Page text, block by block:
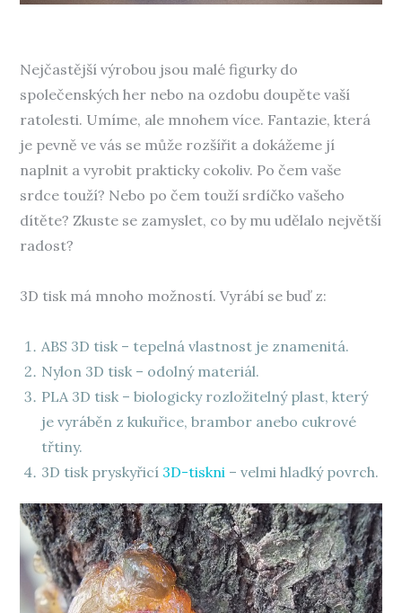
Nejčastější výrobou jsou malé figurky do
společenských her nebo na ozdobu doupěte vaší
ratolesti. Umíme, ale mnohem více. Fantazie, která
je pevně ve vás se může rozšířit a dokážeme jí
naplnit a vyrobit prakticky cokoliv. Po čem vaše
srdce touží? Nebo po čem touží srdíčko vašeho
dítěte? Zkuste se zamyslet, co by mu udělalo největší
radost?
3D tisk má mnoho možností. Vyrábí se buď z:
ABS 3D tisk – tepelná vlastnost je znamenitá.
Nylon 3D tisk – odolný materiál.
PLA 3D tisk – biologicky rozložitelný plast, který
je vyráběn z kukuřice, brambor anebo cukrové
třtiny.
3D tisk pryskyřicí 3D-tiskni – velmi hladký povrch.